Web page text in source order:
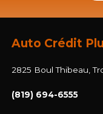
Auto Crédit
2825 Boul Thibeau,
(819) 694-6555